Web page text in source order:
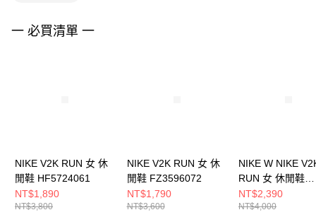
４．使用「AFTEE先享後付」時，將依據個別帳號之用戶狀況，依本公司即
一 必買清單 一
NIKE V2K RUN 女 休
閒鞋 HF5724061
NT$1,890
NT$3,800
NIKE V2K RUN 女 休
閒鞋 FZ3596072
NT$1,790
NT$3,600
NIKE W NIKE
RUN 女 休閒鞋
HF5342100
NT$2,390
NT$4,000